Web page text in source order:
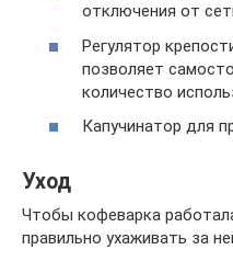
отключения от
Регулятор
позволяет
количество
Капучинатор для
Уход
Чтобы кофеварка
правильно ухаживать за